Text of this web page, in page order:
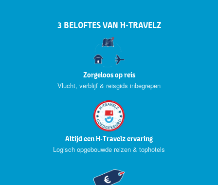
3 BELOFTES VAN H-TRAVELZ
Zorgeloos op reis
Vlucht, verblijf & reisgids inbegrepen
Altijd een H-Travelz ervaring
Logisch opgebouwde reizen & tophotels